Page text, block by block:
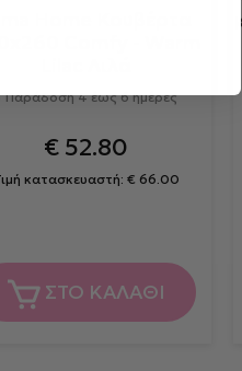
Παράδοση 4 έως 6 ημέρες
€ 52.80
κατασκευαστή: € 66.00
ΣΤΟ ΚΑΛΑΘΙ